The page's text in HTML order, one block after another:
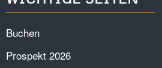
Buchen
Prospekt 2026